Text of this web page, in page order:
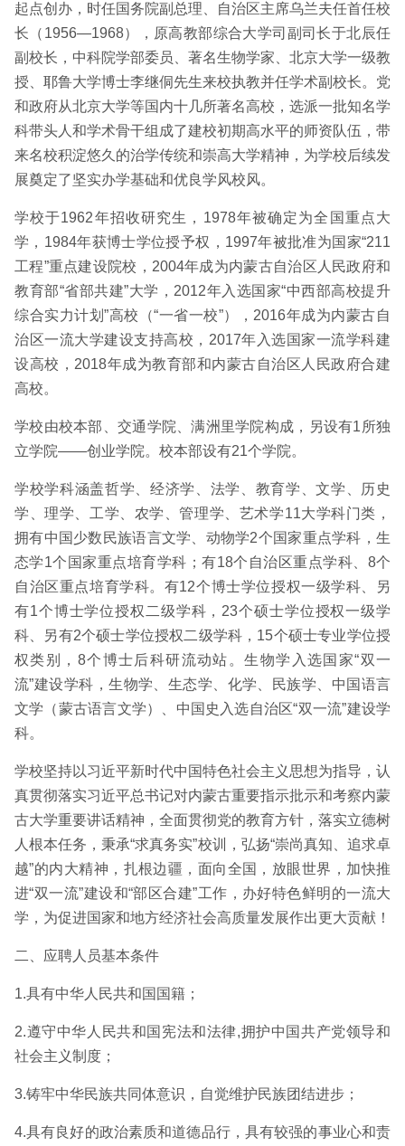
起点创办，时任国务院副总理、自治区主席乌兰夫任首任校
长（1956—1968），原高教部综合大学司副司长于北辰任
副校长，中科院学部委员、著名生物学家、北京大学一级教
授、耶鲁大学博士李继侗先生来校执教并任学术副校长。党
和政府从北京大学等国内十几所著名高校，选派一批知名学
科带头人和学术骨干组成了建校初期高水平的师资队伍，带
来名校积淀悠久的治学传统和崇高大学精神，为学校后续发
展奠定了坚实办学基础和优良学风校风。
学校于1962年招收研究生，1978年被确定为全国重点大
学，1984年获博士学位授予权，1997年被批准为国家“211
工程”重点建设院校，2004年成为内蒙古自治区人民政府和
教育部“省部共建”大学，2012年入选国家“中西部高校提升
综合实力计划”高校（“一省一校”），2016年成为内蒙古自
治区一流大学建设支持高校，2017年入选国家一流学科建
设高校，2018年成为教育部和内蒙古自治区人民政府合建
高校。
学校由校本部、交通学院、满洲里学院构成，另设有1所独
立学院——创业学院。校本部设有21个学院。
学校学科涵盖哲学、经济学、法学、教育学、文学、历史
学、理学、工学、农学、管理学、艺术学11大学科门类，
拥有中国少数民族语言文学、动物学2个国家重点学科，生
态学1个国家重点培育学科；有18个自治区重点学科、8个
自治区重点培育学科。有12个博士学位授权一级学科、另
有1个博士学位授权二级学科，23个硕士学位授权一级学
科、另有2个硕士学位授权二级学科，15个硕士专业学位授
权类别，8个博士后科研流动站。生物学入选国家“双一
流”建设学科，生物学、生态学、化学、民族学、中国语言
文学（蒙古语言文学）、中国史入选自治区“双一流”建设学
科。
学校坚持以习近平新时代中国特色社会主义思想为指导，认
真贯彻落实习近平总书记对内蒙古重要指示批示和考察内蒙
古大学重要讲话精神，全面贯彻党的教育方针，落实立德树
人根本任务，秉承“求真务实”校训，弘扬“崇尚真知、追求卓
越”的内大精神，扎根边疆，面向全国，放眼世界，加快推
进“双一流”建设和“部区合建”工作，办好特色鲜明的一流大
学，为促进国家和地方经济社会高质量发展作出更大贡献！
二、应聘人员基本条件
1.具有中华人民共和国国籍；
2.遵守中华人民共和国宪法和法律,拥护中国共产党领导和
社会主义制度；
3.铸牢中华民族共同体意识，自觉维护民族团结进步；
4.具有良好的政治素质和道德品行，具有较强的事业心和责